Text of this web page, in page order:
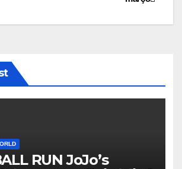
RUN JoJo’s